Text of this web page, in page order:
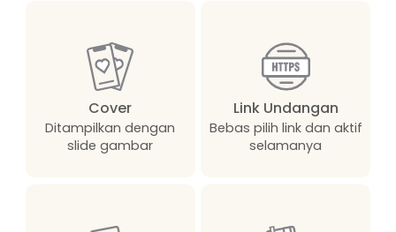
Cover
Ditampilkan dengan
slide gambar
Link Undangan
Bebas pilih link dan aktif
selamanya